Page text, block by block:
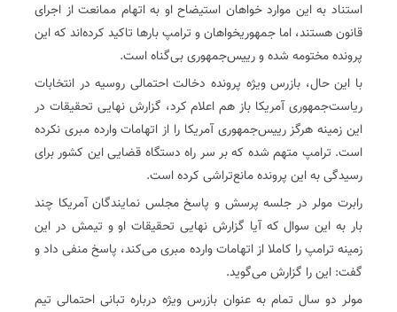
استناد به این موارد خواهان استیضاح او به اتهام ممانعت از اجرای
قانون هستند، اما جمهوریخواهان و ترامپ بارها تاکید کرده‌اند که این
پرونده مختومه شده و رییس‌جمهوری بی‌گناه است.
با این حال، بازرس ویژه پرونده دخالت احتمالی روسیه در انتخابات
ریاست‌جمهوری آمریکا باز هم اعلام کرد، گزارش نهایی تحقیقات در
این زمینه هرگز رییس‌جمهوری آمریکا را از اتهامات وارده مبری نکرده
است. ترامپ متهم شده که بر سر راه دستگاه قضایی این کشور برای
رسیدگی به این پرونده مانع‌تراشی کرده است.
رابرت مولر در جلسه پرسش و پاسخ مجلس نمایندگان آمریکا چند
بار به این سوال که آیا گزارش نهایی تحقیقات او و تیمش در این
زمینه ترامپ را کاملا از اتهامات وارده مبری می‌کند، پاسخ منفی داد و
گفت: این را گزارش می‌گوید.
مولر دو سال تمام به عنوان بازرس ویژه درباره تبانی احتمالی تیم